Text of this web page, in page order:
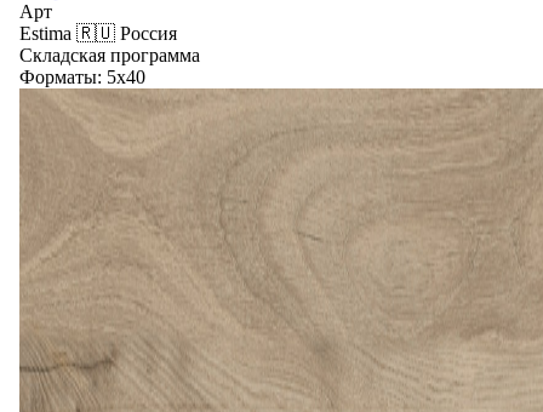
Арт
Estima 🇷🇺 Россия
Складская программа
Форматы: 5x40